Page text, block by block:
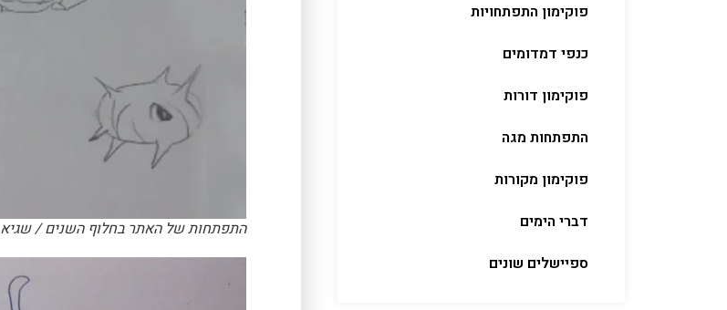
פוקימון התפתחויות
כנפי דמדומים
פוקימון דורות
התפתחות מגה
פוקימון מקורות
דברי הימים
ספיישלים שונים
התפתחות של האתר בחלוף השנים / שגיא